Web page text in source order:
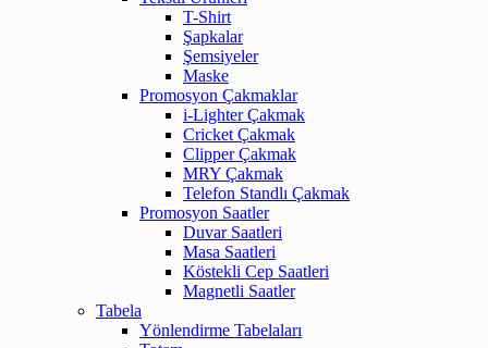
T-Shirt
Şapkalar
Şemsiyeler
Maske
Promosyon Çakmaklar
i-Lighter Çakmak
Cricket Çakmak
Clipper Çakmak
MRY Çakmak
Telefon Standlı Çakmak
Promosyon Saatler
Duvar Saatleri
Masa Saatleri
Köstekli Cep Saatleri
Magnetli Saatler
Tabela
Yönlendirme Tabelaları